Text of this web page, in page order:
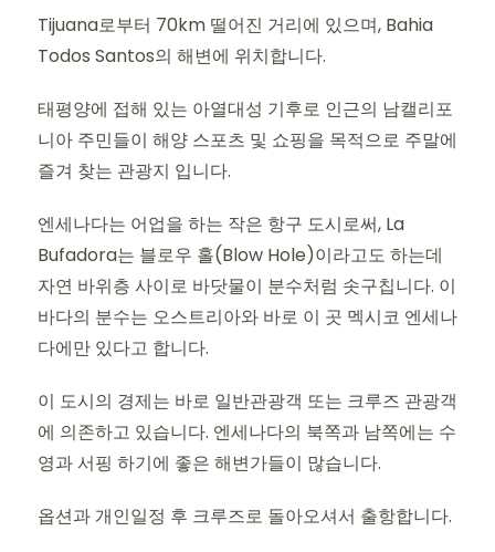
Tijuana로부터 70km 떨어진 거리에 있으며, Bahia
Todos Santos의 해변에 위치합니다.
태평양에 접해 있는 아열대성 기후로 인근의 남캘리포
니아 주민들이 해양 스포츠 및 쇼핑을 목적으로 주말에
즐겨 찾는 관광지 입니다.
엔세나다는 어업을 하는 작은 항구 도시로써, La
Bufadora는 블로우 홀(Blow Hole)이라고도 하는데
자연 바위층 사이로 바닷물이 분수처럼 솟구칩니다. 이
바다의 분수는 오스트리아와 바로 이 곳 멕시코 엔세나
다에만 있다고 합니다.
이 도시의 경제는 바로 일반관광객 또는 크루즈 관광객
에 의존하고 있습니다. 엔세나다의 북쪽과 남쪽에는 수
영과 서핑 하기에 좋은 해변가들이 많습니다.
옵션과 개인일정 후 크루즈로 돌아오셔서 출항합니다.